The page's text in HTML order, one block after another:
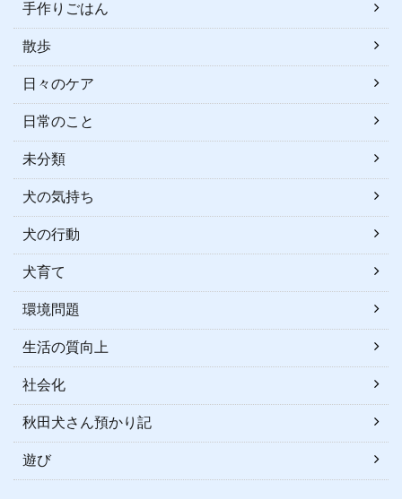
手作りごはん
散歩
日々のケア
日常のこと
未分類
犬の気持ち
犬の行動
犬育て
環境問題
生活の質向上
社会化
秋田犬さん預かり記
遊び